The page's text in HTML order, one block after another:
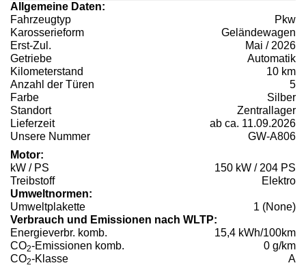
Allgemeine Daten:
Fahrzeugtyp
Pkw
Karosserieform
Geländewagen
Erst-Zul.
Mai / 2026
Getriebe
Automatik
Kilometerstand
10 km
Anzahl der Türen
5
Farbe
Silber
Standort
Zentrallager
Lieferzeit
ab ca. 11.09.2026
Unsere Nummer
GW-A806
Motor:
kW / PS
150 kW / 204 PS
Treibstoff
Elektro
Umweltnormen:
Umweltplakette
1 (None)
Verbrauch und Emissionen nach WLTP:
Energieverbr. komb.
15,4 kWh/100km
CO2-Emissionen komb.
0 g/km
CO2-Klasse A